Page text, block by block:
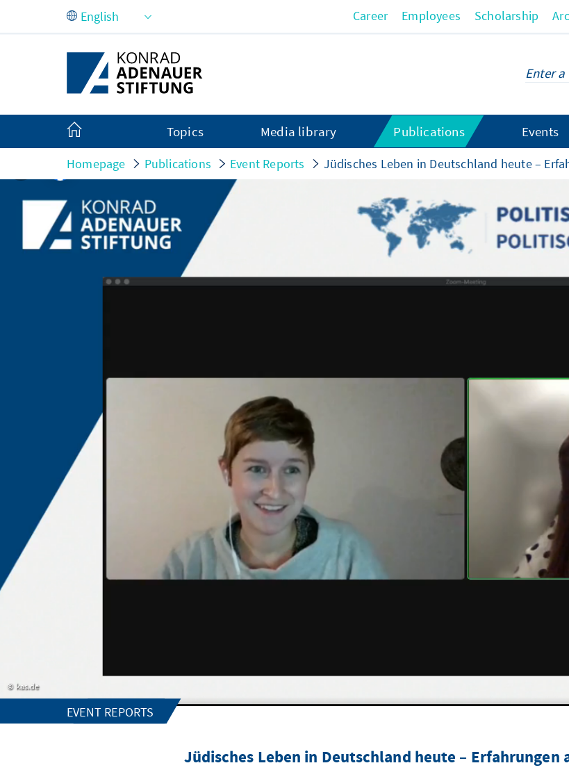
Skip to Main Content Career Employees Scholarship
Topics Media library Publications Events
Homepage Publications Event Reports Jüdisches Leben in Deutschland heute –
kas.de
EVENT REPORTS
Jüdisches Leben in Deutschland heute – Erfahrungen